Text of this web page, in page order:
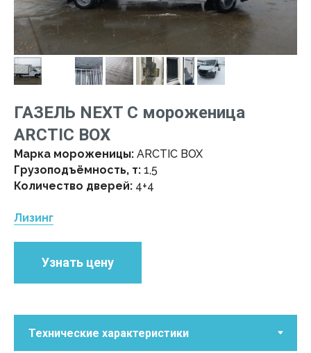
ГАЗЕЛЬ NEXT C мороженица
ARCTIC BOX
Марка мороженицы: ARCTIC BOX
Грузоподъёмность, т: 1,5
Количество дверей: 4+4
Лизинг
Узнать цену